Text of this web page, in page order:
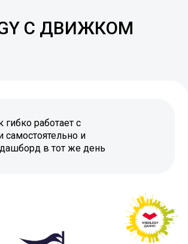
С ДВИЖКОМ
гибко работает с
и
в тот же день